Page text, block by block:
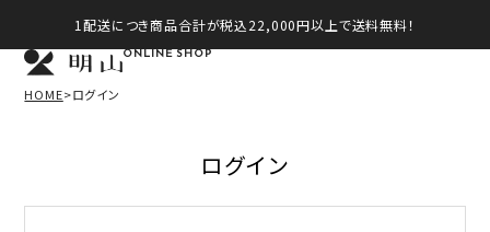
1配送につき商品合計が税込22,000円以上で送料無料！
ONLINE SHOP
HOME ログイン
ログイン